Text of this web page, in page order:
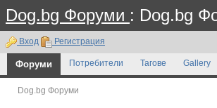
Dog.bg Форуми : Dog.bg
Вход Регистрация
Форуми Потребители Тагове Gallery
Dog.bg Форуми